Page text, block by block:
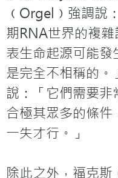
﹙Orgel﹚強調說
期RNA世界的複
表生命起源可能發
是完全不相稱的。
說：「它們需要非
合極其眾多的條件
一失才行。」
除此之外，福克斯